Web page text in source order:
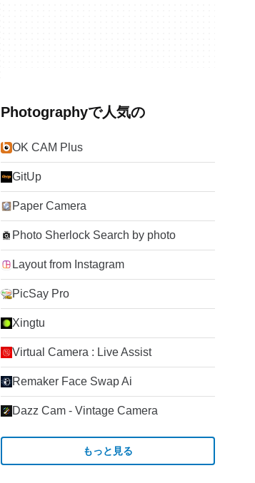
Photographyで人気の
OK CAM Plus
GitUp
Paper Camera
Photo Sherlock Search by photo
Layout from Instagram
PicSay Pro
Xingtu
Virtual Camera : Live Assist
Remaker Face Swap Ai
Dazz Cam - Vintage Camera
もっと見る